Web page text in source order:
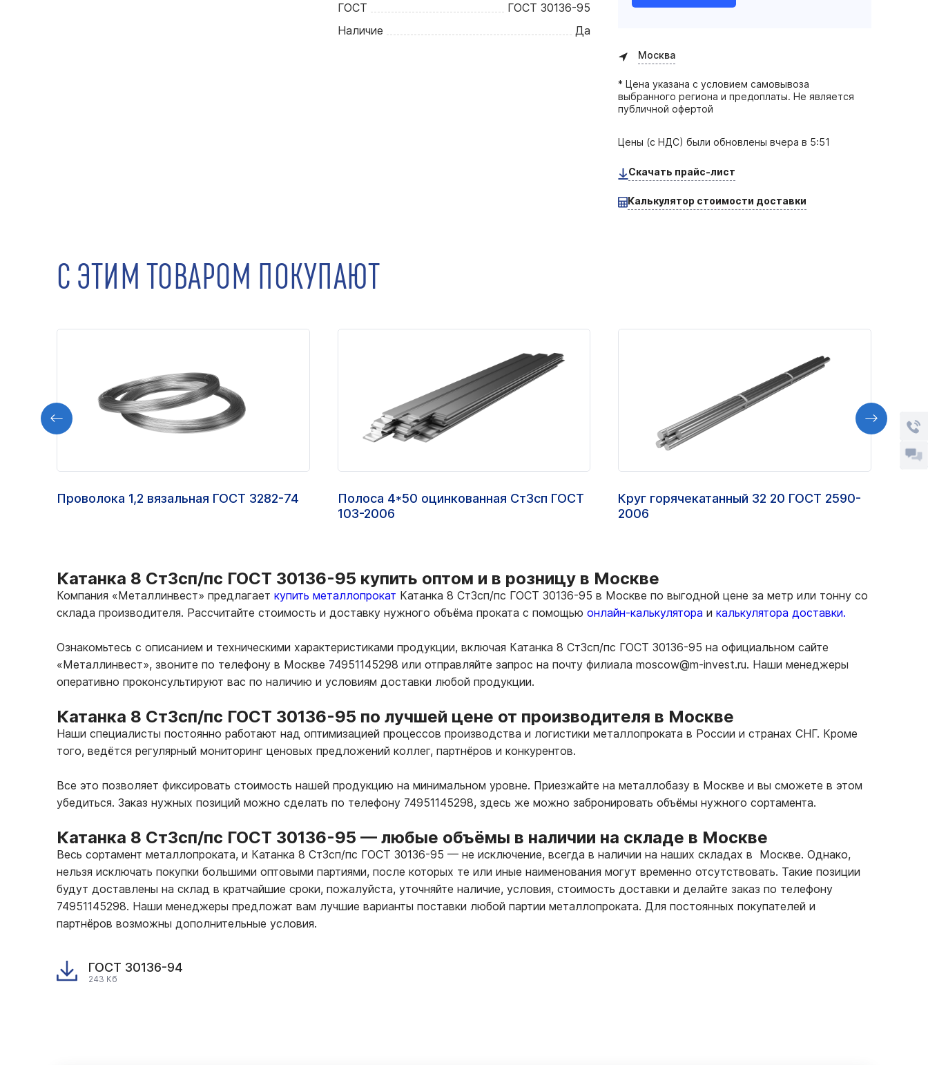
ГОСТ
ГОСТ 30136-95
Наличие
Да
Москва
* Цена указана с условием самовывоза
выбранного региона и предоплаты. Не является
публичной офертой
Цены (с НДС) были обновленывчера в 5:51
Скачать прайс-лист
Калькулятор стоимости доставки
С ЭТИМ ТОВАРОМ ПОКУПАЮТ
Проволока 1,2 вязальная ГОСТ 3282-74
Полоса 4*50 оцинкованная Ст3сп ГОСТ
103-2006
Круг горячекатанный 32 20 ГОСТ 2590-
2006
Катанка 8 Ст3сп/пс ГОСТ 30136-95 купить оптом и в розницу в Москве
Компания «Металлинвест» предлагает купить металлопрокат Катанка 8 Ст3сп/пс ГОСТ 30136-95 в Москве по выгодной цене за метр или тонну со
склада производителя. Рассчитайте стоимость и доставку нужного объёма проката с помощью онлайн-калькулятора и калькулятора доставки.
Ознакомьтесь с описанием и техническими характеристиками продукции, включая Катанка 8 Ст3сп/пс ГОСТ 30136-95 на официальном сайте
«Металлинвест», звоните по телефону в Москве 74951145298 или отправляйте запрос на почту филиала moscow@m-invest.ru. Наши менеджеры
оперативно проконсультируют вас по наличию и условиям доставки любой продукции.
Катанка 8 Ст3сп/пс ГОСТ 30136-95 по лучшей цене от производителя в Москве
Наши специалисты постоянно работают над оптимизацией процессов производства и логистики металлопроката в России и странах СНГ. Кроме
того, ведётся регулярный мониторинг ценовых предложений коллег, партнёров и конкурентов.
Все это позволяет фиксировать стоимость нашей продукцию на минимальном уровне. Приезжайте на металлобазу в Москве и вы сможете в этом
убедиться. Заказ нужных позиций можно сделать по телефону 74951145298, здесь же можно забронировать объёмы нужного сортамента.
Катанка 8 Ст3сп/пс ГОСТ 30136-95 — любые объёмы в наличии на складе в Москве
Весь сортамент металлопроката, и Катанка 8 Ст3сп/пс ГОСТ 30136-95 — не исключение, всегда в наличии на наших складах в Москве. Однако,
нельзя исключать покупки большими оптовыми партиями, после которых те или иные наименования могут временно отсутствовать. Такие позиции
будут доставлены на склад в кратчайшие сроки, пожалуйста, уточняйте наличие, условия, стоимость доставки и делайте заказ по телефону
74951145298. Наши менеджеры предложат вам лучшие варианты поставки любой партии металлопроката. Для постоянных покупателей и
партнёров возможны дополнительные условия.
ГОСТ 30136-94
243 Кб